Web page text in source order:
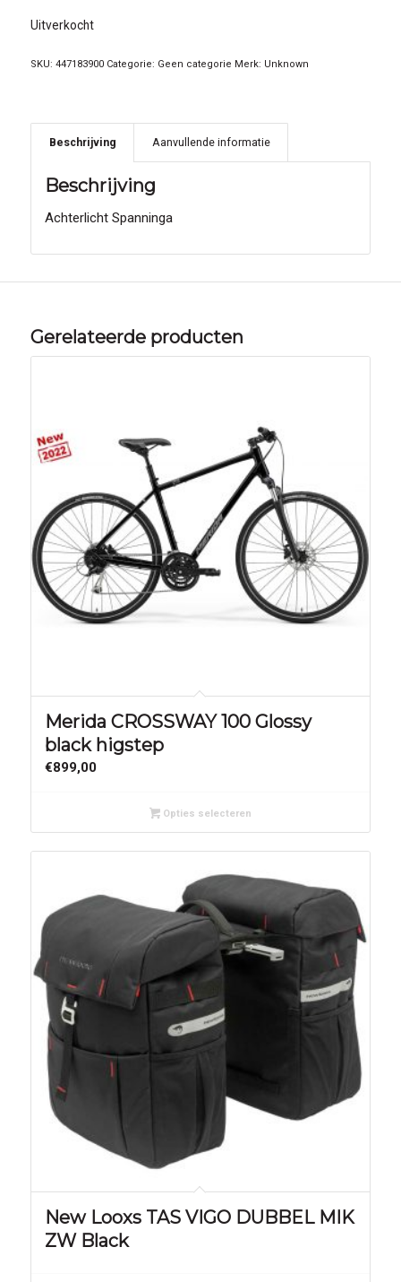
Uitverkocht
SKU: 447183900 Categorie: Geen categorie Merk: Unknown
Beschrijving Aanvullende informatie
Beschrijving
Achterlicht Spanninga
Gerelateerde producten
Merida CROSSWAY 100 Glossy
black higstep
€899,00
Opties selecteren
New Looxs TAS VIGO DUBBEL MIK
ZW Black